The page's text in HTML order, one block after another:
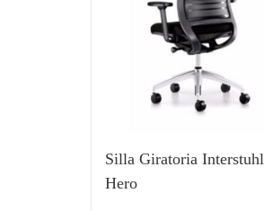
Silla Giratoria Interstuhl
Hero